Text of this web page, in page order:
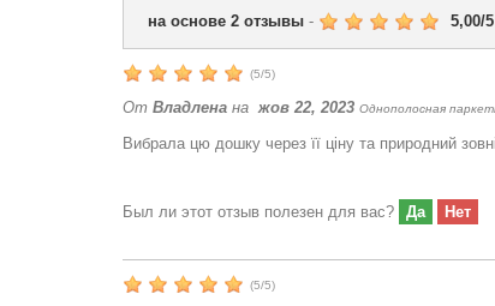
на основе 2 отзывы - 5,00/5
(5/5)
От Владлена на жов 22, 2023 Однополосная
Вибрала цю дошку через її ціну та природний
Был ли этот отзыв полезен для вас? Да Нет
(5/5)